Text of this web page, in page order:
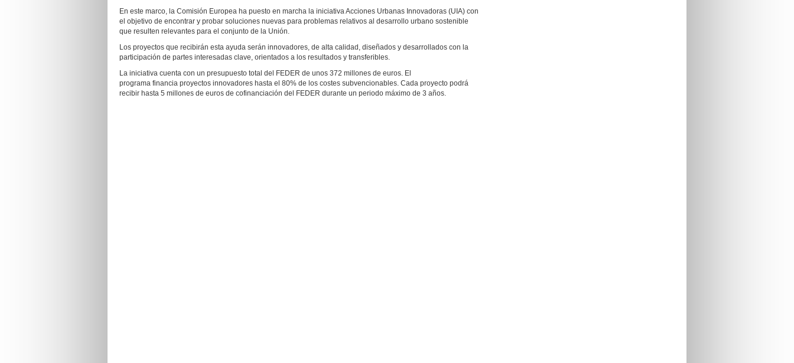
En este marco, la Comisión Europea ha puesto en marcha la iniciativa Acciones Urbanas Innovadoras (UIA) con
el objetivo de encontrar y probar soluciones nuevas para problemas relativos al desarrollo urbano sostenible
que resulten relevantes para el conjunto de la Unión.
Los proyectos que recibirán esta ayuda serán innovadores, de alta calidad, diseñados y desarrollados con la
participación de partes interesadas clave, orientados a los resultados y transferibles.
La iniciativa cuenta con un presupuesto total del FEDER de unos 372 millones de euros. El
programa financia proyectos innovadores hasta el 80% de los costes subvencionables. Cada proyecto podrá
recibir hasta 5 millones de euros de cofinanciación del FEDER durante un periodo máximo de 3 años.